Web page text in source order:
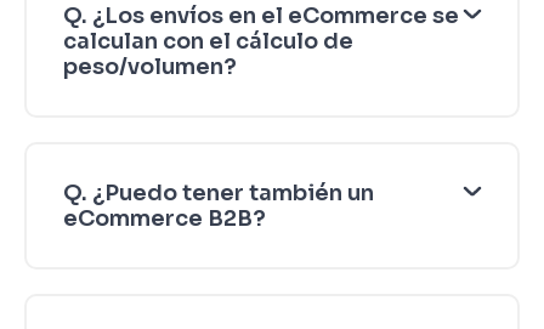
Q. ¿Los envíos en el eCommerce se
calculan con el cálculo de
peso/volumen?
Q. ¿Puedo tener también un
eCommerce B2B?